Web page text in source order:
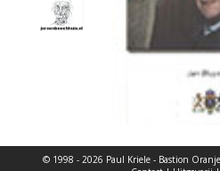
© 1998 - 2026 Paul Kriele - Bastion